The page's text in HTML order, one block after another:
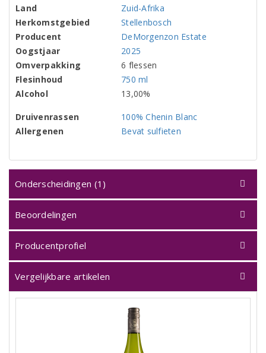
Land
Zuid-Afrika
Herkomstgebied
Stellenbosch
Producent
DeMorgenzon Estate
Oogstjaar
2025
Omverpakking
6 flessen
Flesinhoud
750 ml
Alcohol
13,00%
Druivenrassen
100% Chenin Blanc
Allergenen
Bevat sulfieten
Onderscheidingen (1)
Beoordelingen
Producentprofiel
Vergelijkbare artikelen